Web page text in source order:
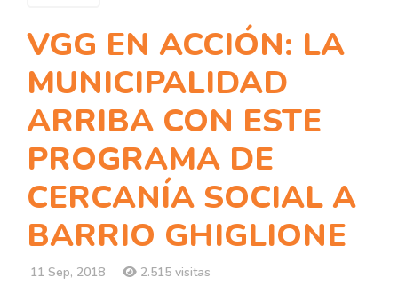
VGG EN ACCIÓN: LA
MUNICIPALIDAD
ARRIBA CON ESTE
PROGRAMA DE
CERCANÍA SOCIAL A
BARRIO GHIGLIONE
11 Sep, 2018
2.515 visitas